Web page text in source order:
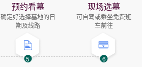
预约看墓
确定好选择墓地的日
期及线路
现场选墓
可自驾或乘坐免费班
车前往
5 6